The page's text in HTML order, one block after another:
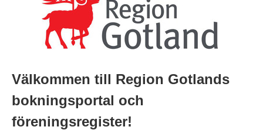
Välkommen till Region Gotlands
bokningsportal och
föreningsregister!